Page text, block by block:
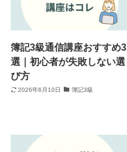
簿記3級通信講座おすすめ3
選｜初心者が失敗しない選
び方
2026年6月10日 簿記3級